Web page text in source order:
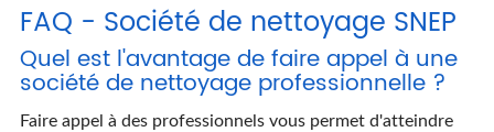
FAQ - Société de nettoyage SNEP
Quel est l'avantage de faire appel à une
société de nettoyage professionnelle ?
Faire appel à des professionnels vous permet d'atteindre